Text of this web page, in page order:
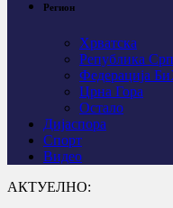
Регион
Хрватска
Република
Федерација
Црна Гора
Остало
Дијаспора
Спорт
Видео
АКТУЕЛНО: